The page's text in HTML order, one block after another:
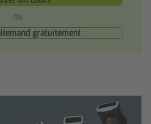
ou
gratuitement